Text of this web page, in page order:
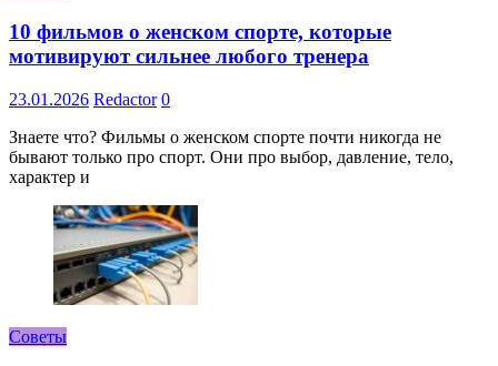
10 фильмов о женском спорте, которые
мотивируют сильнее любого тренера
23.01.2026 Redactor 0
Знаете что? Фильмы о женском спорте почти никогда не
бывают только про спорт. Они про выбор, давление, тело,
характер и
Советы